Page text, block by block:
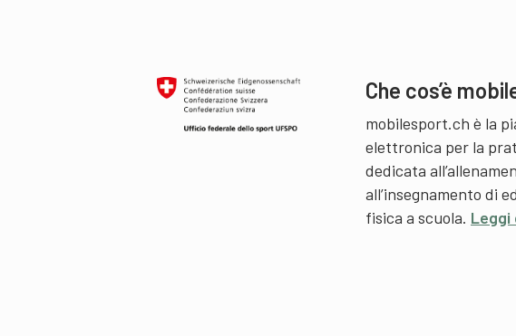
Che cos’è
mobilesport.ch è la
elettronica per la
dedicata
all’insegnamento di
fisica a scuola. Leggi